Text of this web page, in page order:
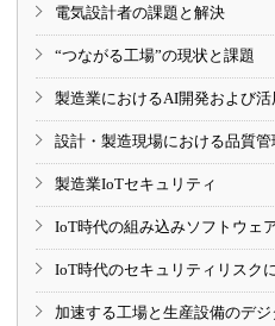
電気設計者の課題と解決
“つながる工場”の現状と課題
製造業におけるAI開発および
設計・製造現場における品質管
製造業IoTセキュリティ
IoT時代の組み込みソフトウェ
IoT時代のセキュリティリスク
加速する工場と生産設備のデ